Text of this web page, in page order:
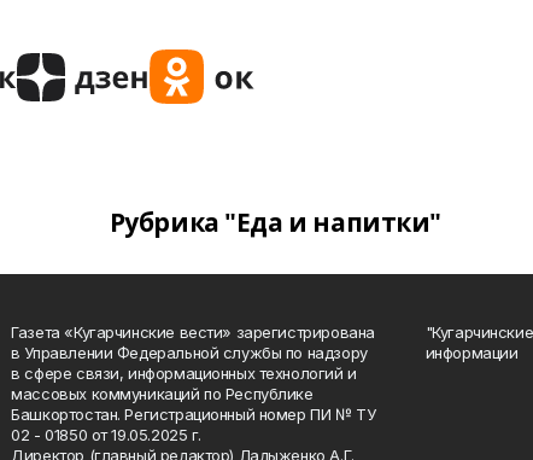
Рубрика "Еда и напитки"
Газета «Кугарчинские вести» зарегистрирована
в Управлении Федеральной службы по надзору
в сфере связи, информационных технологий и
массовых коммуникаций по Республике
Башкортостан. Регистрационный номер ПИ № ТУ
02 - 01850 от 19.05.2025 г.
Директор (главный редактор) Ладыженко А.Г.
информации